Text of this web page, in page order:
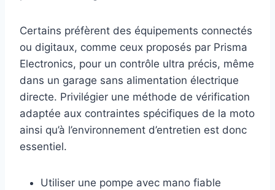
Certains préfèrent des équipements connectés
ou digitaux, comme ceux proposés par Prisma
Electronics, pour un contrôle ultra précis, même
dans un garage sans alimentation électrique
directe. Privilégier une méthode de vérification
adaptée aux contraintes spécifiques de la moto
ainsi qu’à l’environnement d’entretien est donc
essentiel.
Utiliser une pompe avec mano fiable